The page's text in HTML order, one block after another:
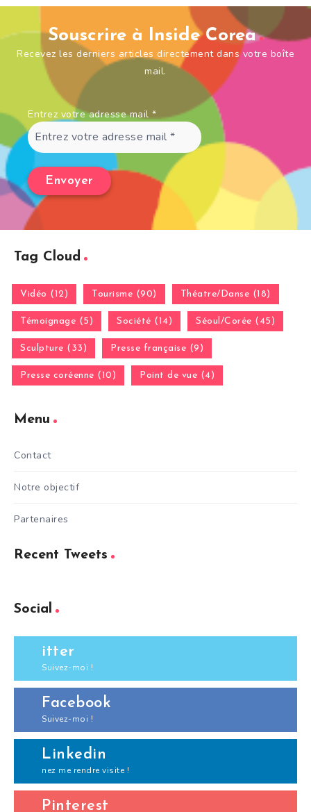
Souscrire à Inside Corea
Recevez les derniers articles directement dans votre boîte
mail.
Entrez votre adresse mail *
Tag Cloud
Vidéo (12) Tourisme (90) Théatre/Danse (18)
Témoignage (5) Société (14) Séoul/Corée (45)
Sculpture (33) Presse française (9)
Presse coréenne (10) Point de vue (4)
Menu
Contact
Notre objectif
Partenaires
Recent Tweets
Social
itter
Suivez-moi !
Facebook
Suivez-moi !
Linkedin
nez me rendre visite !
Pinterest